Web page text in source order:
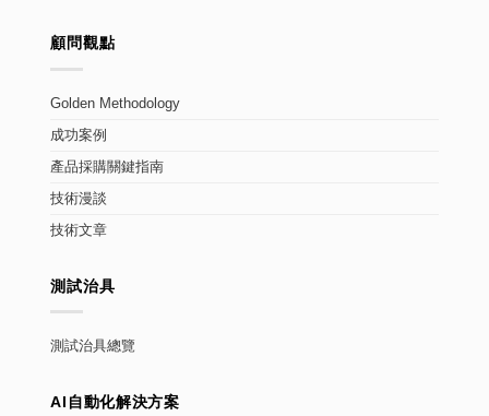
顧問觀點
Golden Methodology
成功案例
產品採購關鍵指南
技術漫談
技術文章
測試治具
測試治具總覽
AI自動化解決方案